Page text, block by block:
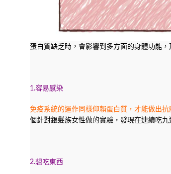
蛋白質缺乏時，會影響到多方面的身體功能
1.容易感染
免疫系統的運作同樣仰賴蛋白質，才能做出
個針對銀髮族女性做的實驗，發現在連續吃
2.想吃東西